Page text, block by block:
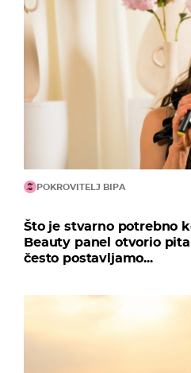
POKROVITELJ BIPA
Što je stvarno potrebno
Beauty panel otvorio
često postavljamo...